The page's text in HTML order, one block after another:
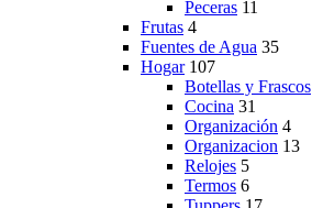
Peceras 11
Frutas 4
Fuentes de Agua 35
Hogar 107
Botellas y Frascos
Cocina 31
Organización 4
Organizacion 13
Relojes 5
Termos 6